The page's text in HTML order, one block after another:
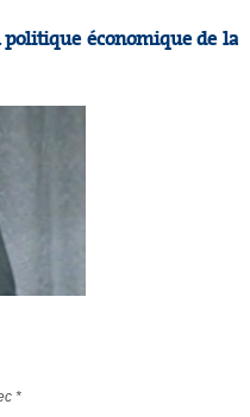
politique économique de la
*